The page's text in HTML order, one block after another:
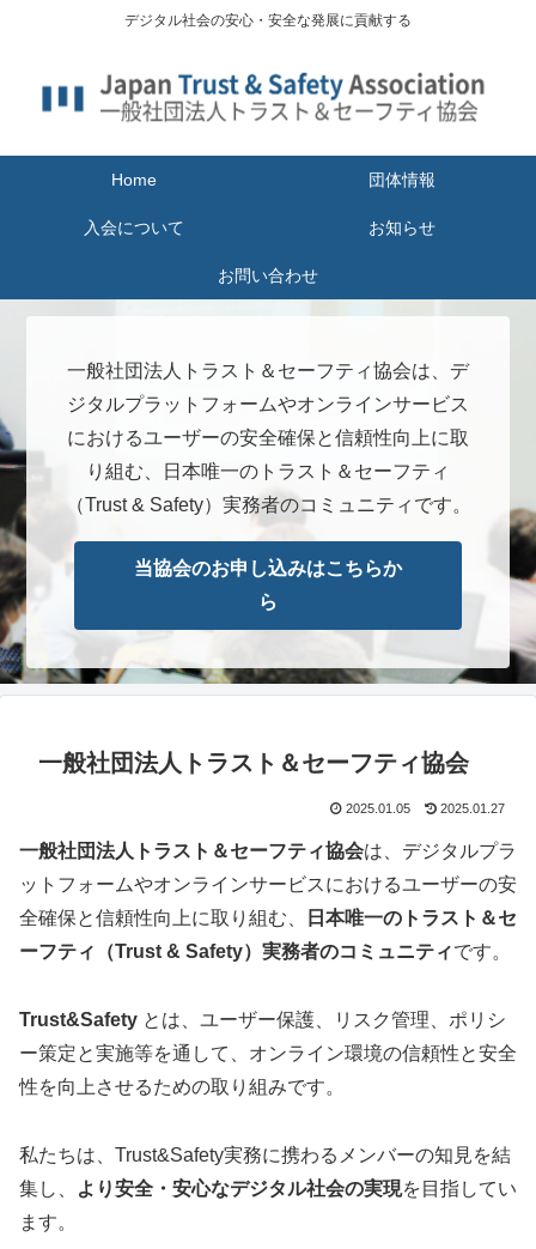
デジタル社会の安心・安全な発展に貢献する
Home 団体情報
入会について お知らせ
お問い合わせ
一般社団法人トラスト＆セーフティ協会は、デ
ジタルプラットフォームやオンラインサービス
におけるユーザーの安全確保と信頼性向上に取
り組む、日本唯一のトラスト＆セーフティ
（Trust & Safety）実務者のコミュニティです。
当協会のお申し込みはこちらか
ら
一般社団法人トラスト＆セーフティ協会
2025.01.05 2025.01.27
一般社団法人トラスト＆セーフティ協会は、デジタルプラ
ットフォームやオンラインサービスにおけるユーザーの安
全確保と信頼性向上に取り組む、
日本唯一のトラスト＆セ
ーフティ（Trust & Safety）実務者のコミュニティです。
Trust&Safety とは、ユーザー保護、リスク管理、ポリシ
ー策定と実施等を通して、オンライン環境の信頼性と安全
性を向上させるための取り組みです。
私たちは、Trust&Safety実務に携わるメンバーの知見を結
集し、
より安全・安心なデジタル社会の実現を目指してい
ます。